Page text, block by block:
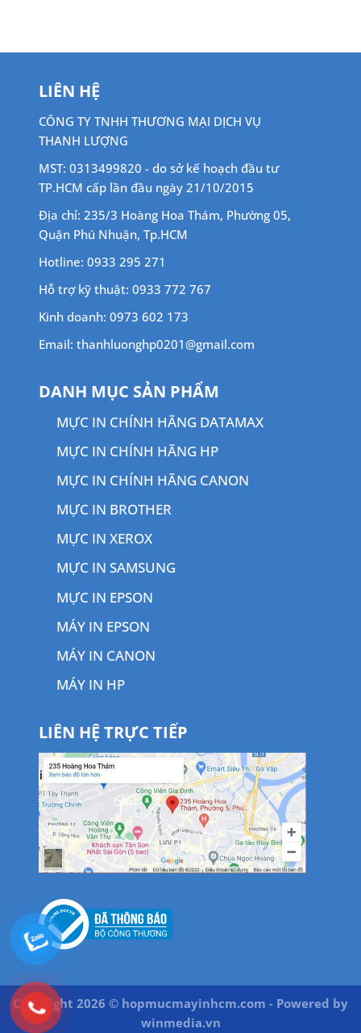
LIÊN HỆ
CÔNG TY TNHH THƯƠNG MẠI DỊCH VỤ
THANH LƯỢNG
MST: 0313499820 - do sở kế hoạch đầu tư
TP.HCM cấp lần đầu ngày 21/10/2015
Địa chỉ: 235/3 Hoàng Hoa Thám, Phường 05,
Quận Phú Nhuận, Tp.HCM
Hotline: 0933 295 271
Hỗ trợ kỹ thuật: 0933 772 767
Kinh doanh: 0973 602 173
Email: thanhluonghp0201@gmail.com
DANH MỤC SẢN PHẨM
MỰC IN CHÍNH HÃNG DATAMAX
MỰC IN CHÍNH HÃNG HP
MỰC IN CHÍNH HÃNG CANON
MỰC IN BROTHER
MỰC IN XEROX
MỰC IN SAMSUNG
MỰC IN EPSON
MÁY IN EPSON
MÁY IN CANON
MÁY IN HP
LIÊN HỆ TRỰC TIẾP
Copyright 2026 © hopmucmayinhcm.com - Powered by
winmedia.vn